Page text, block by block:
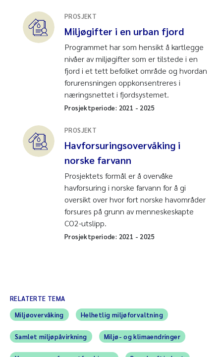
PROSJEKT
Miljøgifter i en urban fjord
Programmet har som hensikt å kartlegge
nivåer av miljøgifter som er tilstede i en
fjord i et tett befolket område og hvordan
forurensningen oppkonsentreres i
næringsnettet i fjordsystemet.
Prosjektperiode: 2021 - 2025
PROSJEKT
Havforsuringsovervåking i
norske farvann
Prosjektets formål er å overvåke
havforsuring i norske farvann for å gi
oversikt over hvor fort norske havområder
forsures på grunn av menneskeskapte
CO2-utslipp.
Prosjektperiode: 2021 - 2025
RELATERTE TEMA
Miljøovervåking
Helhetlig miljøforvaltning
Samlet miljøpåvirkning Miljø- og klimaendringer